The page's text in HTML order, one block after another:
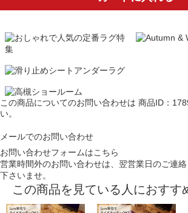
この商品についてのお問い合わせは 商品ID：
い。
メールでのお問い合わせ
お問い合わせフォームはこちら
営業時間外のお問い合わせは、翌営業日のご連
下さいませ。
この商品を見ている人におすす